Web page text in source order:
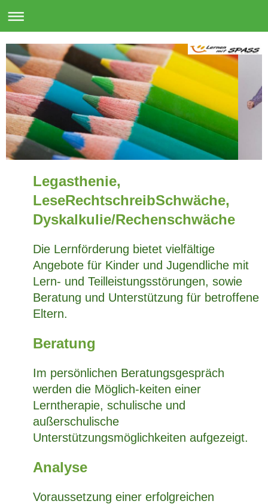
Legasthenie,
LeseRechtschreibSchwäche,
Dyskalkulie/Rechenschwäche
Die Lernförderung bietet vielfältige
Angebote für Kinder und Jugendliche mit
Lern- und Teilleistungsstörungen, sowie
Beratung und Unterstützung für betroffene
Eltern.
Beratung
Im persönlichen Beratungsgespräch
werden die Möglich-keiten einer
Lerntherapie, schulische und
außerschulische
Unterstützungsmöglichkeiten aufgezeigt.
Analyse
Voraussetzung einer erfolgreichen